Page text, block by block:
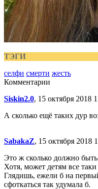
ТЭГИ
селфи смерти жесть
Комментарии
Siskin2.0, 15 октября 2018
А сколько ещё таких дур
SabakaZ, 15 октября 2018
Это ж сколько должно
Хотя, может детям все
Глядишь, ежели б на
сфоткаться так удумала б.